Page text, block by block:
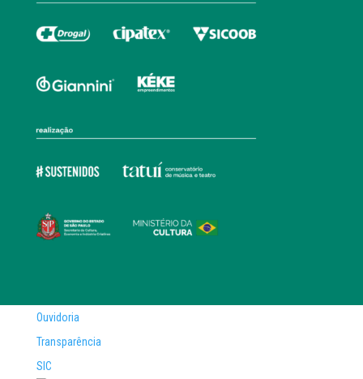
Ouvidoria
Transparência
SIC